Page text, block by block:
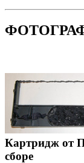
Картридж от
сборе